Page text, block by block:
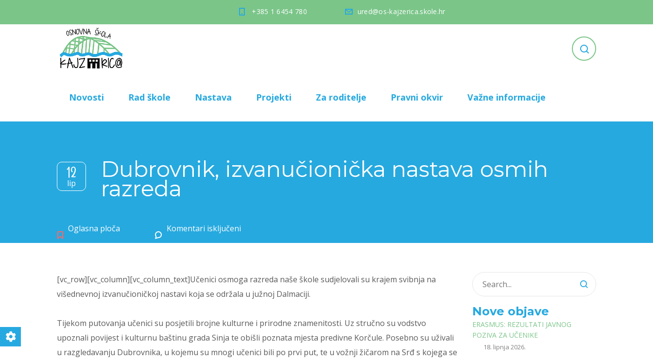
+385 1 6454 780 ured@os-kajzerica.skole.hr
Novosti Rad škole Nastava Projekti Za roditelje Pravni okvir Važne informacije
12
lip
Dubrovnik, izvanučionička nastava osmih
razreda
Oglasna ploča Komentari isključeni
[vc_row][vc_column][vc_column_text]Učenici osmoga razreda naše škole sudjelovali su krajem svibnja na
višednevnoj izvanučioničkoj nastavi koja se održala u južnoj Dalmaciji.
Tijekom putovanja učenici su posjetili brojne kulturne i prirodne znamenitosti. Uz stručno su vodstvo
upoznali povijest i kulturnu baštinu grada Sinja te obišli poznata mjesta predivne Korčule. Posebno su uživali
u razgledavanju Dubrovnika, u kojemu su mnogi učenici bili po prvi put, te u vožnji žičarom na Srđ s kojega se
Nove objave
ERASMUS: REZULTATI JAVNOG
POZIVA ZA UČENIKE
18. lipnja 2026.